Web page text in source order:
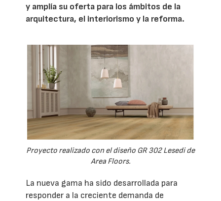
y amplía su oferta para los ámbitos de la
arquitectura, el interiorismo y la reforma.
Proyecto realizado con el diseño GR 302 Lesedi de
Area Floors.
La nueva gama ha sido desarrollada para
responder a la creciente demanda de